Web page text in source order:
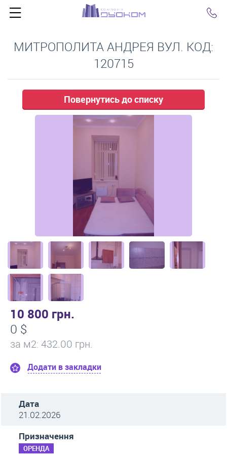
МИТРОПОЛИТА АНДРЕЯ ВУЛ. КОД:
120715
Повернутись до списку
10 800 грн.
0 $
за м2: 432.00 грн.
Додати в закладки
Дата
21.02.2026
Призначення
ОРЕНДА